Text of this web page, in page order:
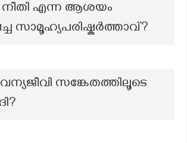
എന്ന ആശയം
സാമൂഹ്യപരിഷ്കർത്താവ്?
വന്യജീവി സങ്കേതത്തിലൂടെ